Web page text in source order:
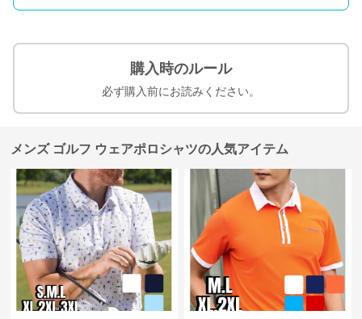
購入時のルール
必ず購入前にお読みください。
メンズ ゴルフ ウェアポロシャツの人気アイテム